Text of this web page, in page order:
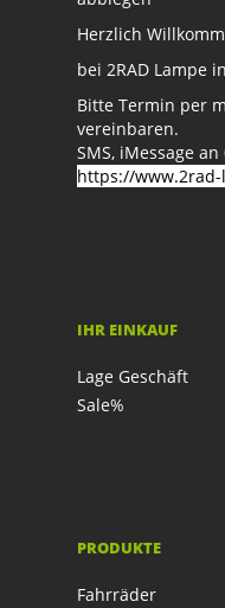
Herzlich
bei 2RAD Lampe
Bitte Termin per
vereinbaren.
SMS, iMessage
https://
IHR EINKAUF
Lage Geschäft
Sale%
PRODUKTE
Fahrräder